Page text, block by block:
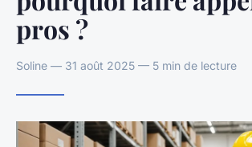
pros ?
Soline — 31 août 2025 — 5 min de lecture